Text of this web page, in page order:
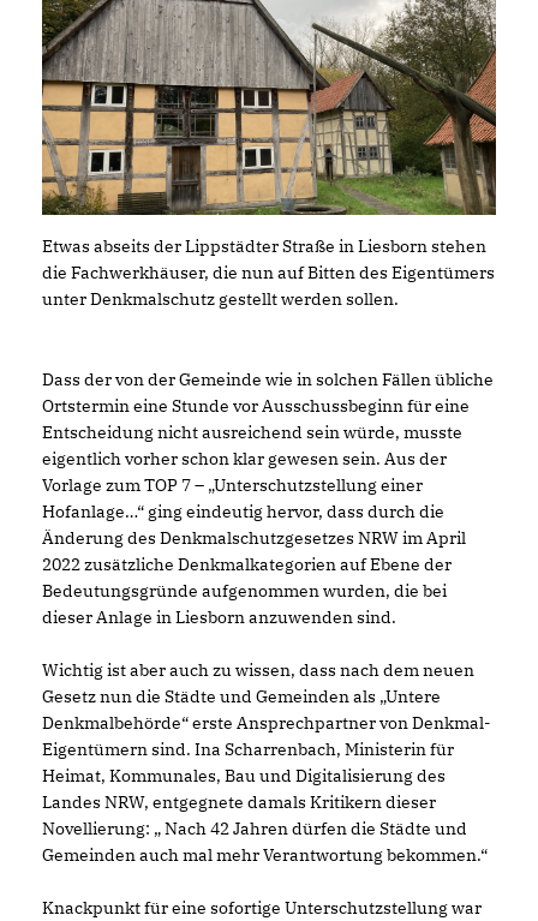
Etwas abseits der Lippstädter Straße in Liesborn stehen
die Fachwerkhäuser, die nun auf Bitten des Eigentümers
unter Denkmalschutz gestellt werden sollen.
Dass der von der Gemeinde wie in solchen Fällen übliche
Ortstermin eine Stunde vor Ausschussbeginn für eine
Entscheidung nicht ausreichend sein würde, musste
eigentlich vorher schon klar gewesen sein. Aus der
Vorlage zum TOP 7 – „Unterschutzstellung einer
Hofanlage…“ ging eindeutig hervor, dass durch die
Änderung des Denkmalschutzgesetzes NRW im April
2022 zusätzliche Denkmalkategorien auf Ebene der
Bedeutungsgründe aufgenommen wurden, die bei
dieser Anlage in Liesborn anzuwenden sind.
Wichtig ist aber auch zu wissen, dass nach dem neuen
Gesetz nun die Städte und Gemeinden als „Untere
Denkmalbehörde“ erste Ansprechpartner von Denkmal-
Eigentümern sind. Ina Scharrenbach, Ministerin für
Heimat, Kommunales, Bau und Digitalisierung des
Landes NRW, entgegnete damals Kritikern dieser
Novellierung: „ Nach 42 Jahren dürfen die Städte und
Gemeinden auch mal mehr Verantwortung bekommen.“
Knackpunkt für eine sofortige Unterschutzstellung war